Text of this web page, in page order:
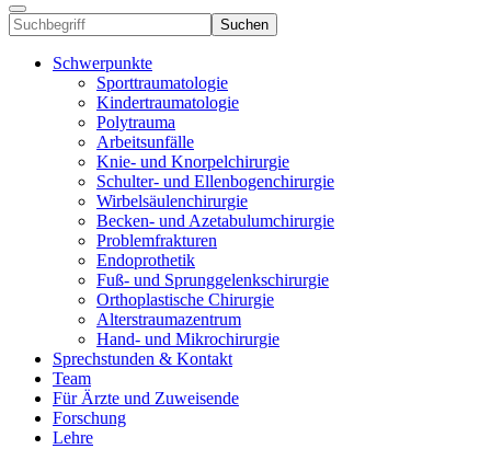
Suchen
Schwerpunkte
Sporttraumatologie
Kindertraumatologie
Polytrauma
Arbeitsunfälle
Knie- und Knorpelchirurgie
Schulter- und Ellenbogenchirurgie
Wirbelsäulenchirurgie
Becken- und Azetabulumchirurgie
Problemfrakturen
Endoprothetik
Fuß- und Sprunggelenkschirurgie
Orthoplastische Chirurgie
Alterstraumazentrum
Hand- und Mikrochirurgie
Sprechstunden & Kontakt
Team
Für Ärzte und Zuweisende
Forschung
Lehre